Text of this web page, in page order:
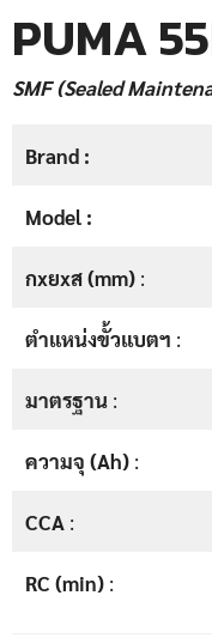
PUMA
SMF (Sealed
Brand :
Model :
กxยxส (mm) :
ตำแหน่งขั้วแบตฯ :
มาตรฐาน :
ความจุ (Ah) :
CCA :
RC (min) :